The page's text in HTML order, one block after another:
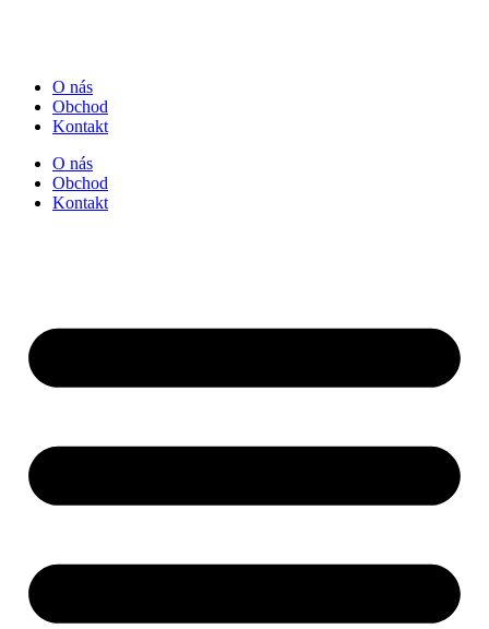
O nás
Obchod
Kontakt
O nás
Obchod
Kontakt